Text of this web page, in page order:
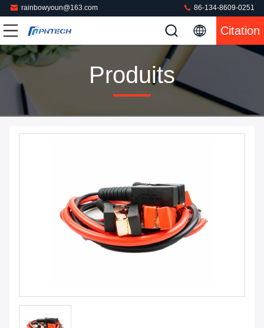
rainbowyoun@163.com 86-134-8609-0251
Citation
Produits